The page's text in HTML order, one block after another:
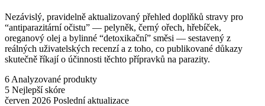
Nezávislý, pravidelně aktualizovaný přehled doplňků stravy pro
“antiparazitární očistu” — pelyněk, černý ořech, hřebíček,
oreganový olej a bylinné “detoxikační” směsi — sestavený z
reálných uživatelských recenzí a z toho, co publikované důkazy
skutečně říkají o účinnosti těchto přípravků na parazity.
6 Analyzované produkty
5 Nejlepší skóre
červen 2026 Poslední aktualizace